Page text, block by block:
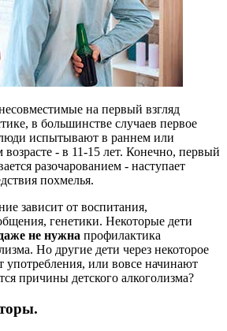
на первый взгляд
в большинстве случаев первое
испытывают в раннем или
возрасте - в 11-15 лет. Конечно, первый
разочарованием - наступает
похмелья.
зависит от воспитания,
генетики. Некоторые дети
не нужна профилактика
Но другие дети через некоторое
употребления, или вовсе начинают
причины детского алкоголизма?